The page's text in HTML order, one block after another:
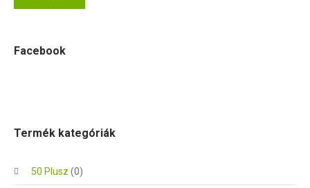
Facebook
Termék kategóriák
50 Plusz (0)